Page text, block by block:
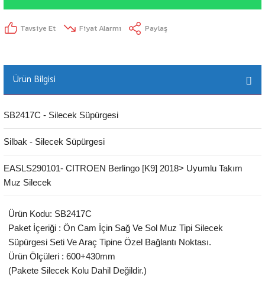
Tavsiye Et Fiyat Alarmı Paylaş
Ürün Bilgisi
SB2417C - Silecek Süpürgesi
Silbak - Silecek Süpürgesi
EASLS290101- CITROEN Berlingo [K9] 2018> Uyumlu Takım
Muz Silecek
Ürün Kodu: SB2417C
Paket İçeriği : Ön Cam İçin Sağ Ve Sol Muz Tipi Silecek
Süpürgesi Seti Ve Araç Tipine Özel Bağlantı Noktası.
Ürün Ölçüleri : 600+430mm
(Pakete Silecek Kolu Dahil Değildir.)